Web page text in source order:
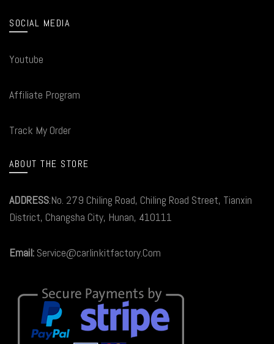
SOCIAL MEDIA
Youtube
Affiliate Program
Track My Order
ABOUT THE STORE
ADDRESS:No. 279 Chiling Road, Chiling Road Street, Tianxin
District, Changsha City, Hunan, 410111
Email: Service@carlinkitfactory.Com